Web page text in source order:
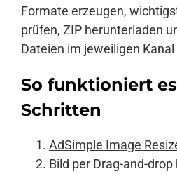
Formate erzeugen,
prüfen, ZIP herunterladen
Dateien im jeweiligen
So funktioniert
Schritten
AdSimple Image
Bild per Drag-and-